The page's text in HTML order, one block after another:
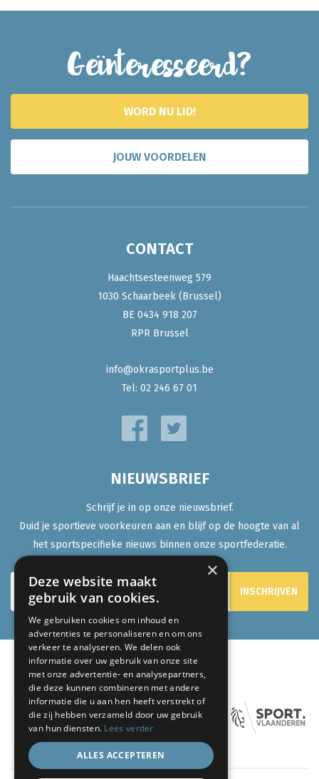
Geïnteresseerd?
WORD NU LID!
JOUW VOORDELEN
CONTACT
Haachtsesteenweg 579
1030 Schaarbeek (Brussel)
BE 0434 918 207
RPR Brussel
info@okrasportplus.be
Tel: 02 246 67 01
NIEUWSBRIEF
Schrijf je in op onze nieuwsbrief.
Duid je sportieve voorkeuren aan en blijf op de hoogte van al
het sportspecifieke nieuws binnen onze sportfederatie.
ONZE PARTNERS:
×
Deze website maakt
gebruik van cookies.
We gebruiken cookies om inhoud en
advertenties te personaliseren en om ons
verkeer te analyseren. We delen ook
informatie over uw gebruik van onze site
met onze advertentie- en analysepartners,
die deze kunnen combineren met andere
informatie die u aan hen heeft verstrekt of
die zij hebben verzameld door uw gebruik
van hun diensten. Lees verder
ALLES ACCEPTEREN